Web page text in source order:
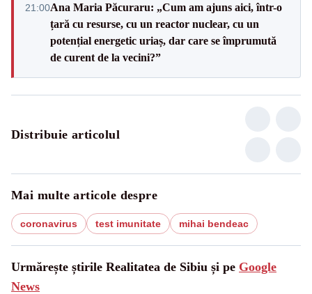
21:00Ana Maria Păcuraru: „Cum am ajuns aici, într-o
țară cu resurse, cu un reactor nuclear, cu un
potențial energetic uriaș, dar care se împrumută
de curent de la vecini?”
Distribuie articolul
Mai multe articole despre
coronavirus test imunitate mihai bendeac
Urmărește știrile Realitatea de Sibiu și pe Google
News